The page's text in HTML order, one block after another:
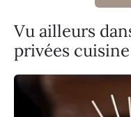
Vu ailleurs
privées